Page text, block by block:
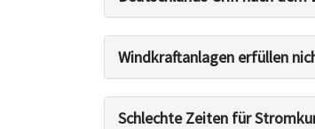
Windkraftanlagen erfüllen
Schlechte Zeiten für